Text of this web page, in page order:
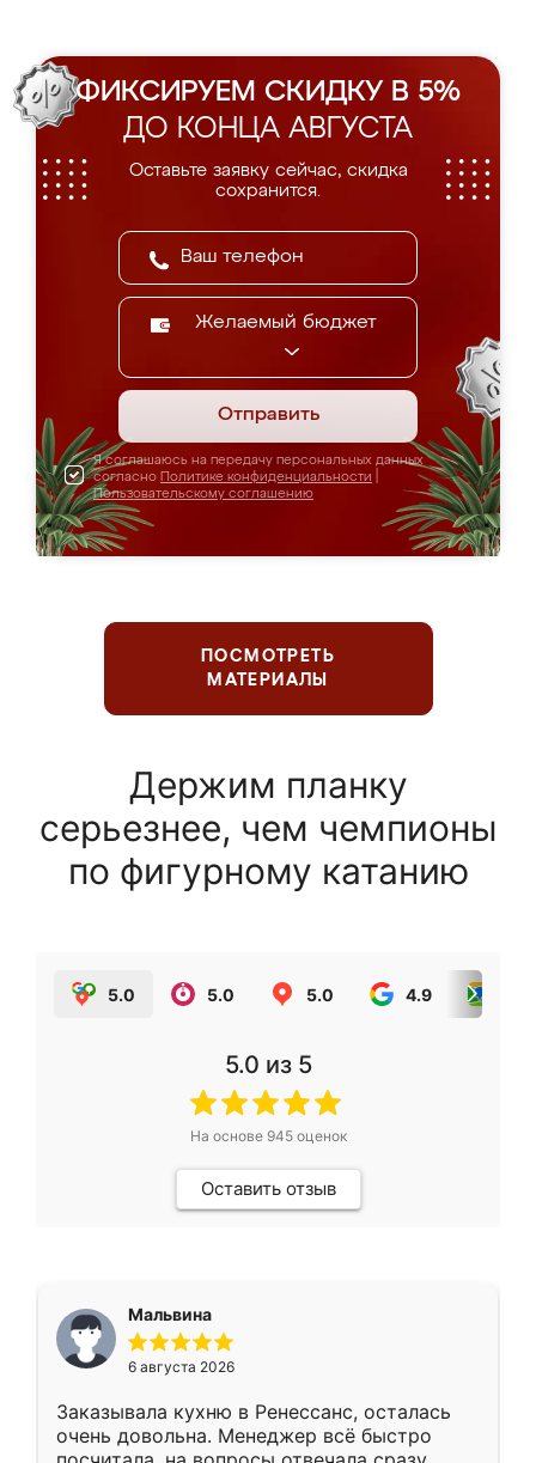
ФИКСИРУЕМ СКИДКУ В 5%
ДО КОНЦА АВГУСТА
Оставьте заявку сейчас, скидка
сохранится.
Желаемый бюджет
Отправить
Я соглашаюсь на передачу персональных данных
согласно Политике конфиденциальности
Пользовательскому соглашению
ПОСМОТРЕТЬ
МАТЕРИАЛЫ
Держим планку
серьезнее, чем чемпионы
по фигурному катанию
5.0 5.0 5.0 4.9
5.0 из 5
На основе 945оценок
Оставить отзыв
Мальвина
6 августа 2026
Заказывала кухню в Ренессанс, осталась
очень довольна. Менеджер всё быстро